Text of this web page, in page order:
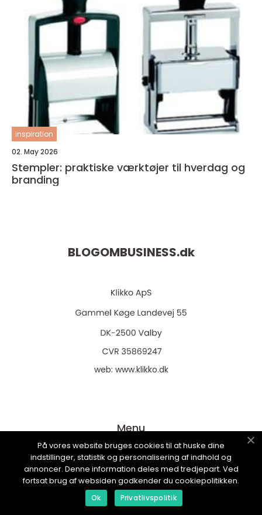
inspiration
02. May 2026
Stempler: praktiske værktøjer til hverdag og
branding
BLOGOMBUSINESS.dk
web: www.klikko.dk
Menu
Annoncering
Om os
Cookies
På vores website bruges cookies til at huske dine
indstillinger, statistik og personalisering af indhold og
annoncer. Denne information deles med tredjepart. Ved
fortsat brug af websiden godkender du cookiepolitikken.
Ok Privatlivspolitik